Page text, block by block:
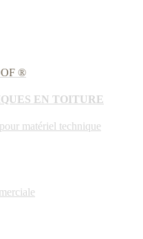
®
EN TOITURE
matériel technique